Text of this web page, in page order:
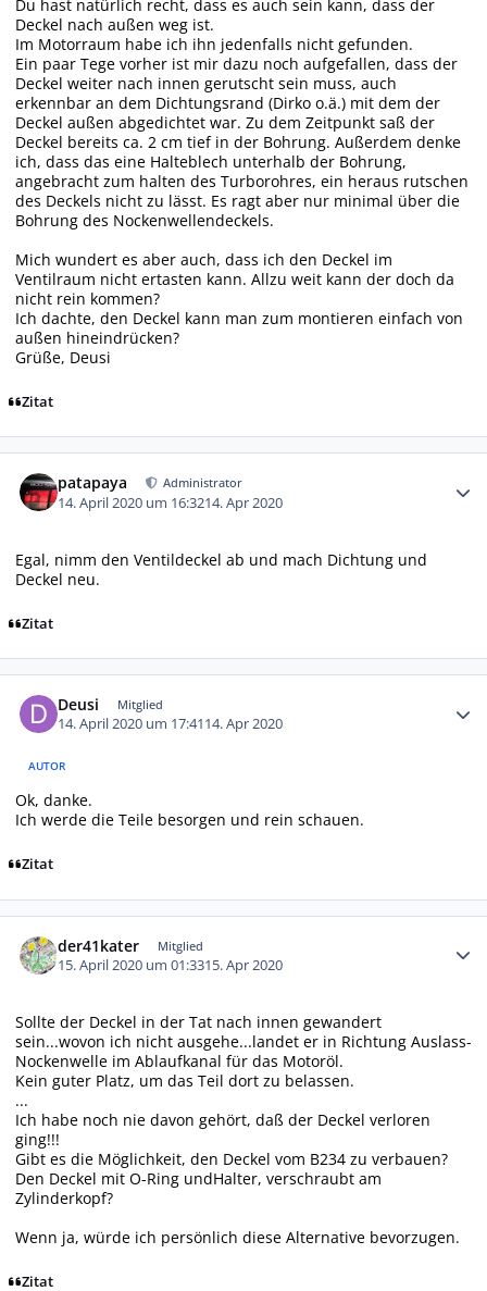
Du hast natürlich recht, dass es auch sein kann, dass der
Deckel nach außen weg ist.
Im Motorraum habe ich ihn jedenfalls nicht gefunden.
Ein paar Tege vorher ist mir dazu noch aufgefallen, dass der
Deckel weiter nach innen gerutscht sein muss, auch
erkennbar an dem Dichtungsrand (Dirko o.ä.) mit dem der
Deckel außen abgedichtet war. Zu dem Zeitpunkt saß der
Deckel bereits ca. 2 cm tief in der Bohrung. Außerdem denke
ich, dass das eine Halteblech unterhalb der Bohrung,
angebracht zum halten des Turborohres, ein heraus rutschen
des Deckels nicht zu lässt. Es ragt aber nur minimal über die
Bohrung des Nockenwellendeckels.
Mich wundert es aber auch, dass ich den Deckel im
Ventilraum nicht ertasten kann. Allzu weit kann der doch da
nicht rein kommen?
Ich dachte, den Deckel kann man zum montieren einfach von
außen hineindrücken?
Grüße, Deusi
Zitat
patapaya Administrator
14. April 2020 um 16:3214. Apr 2020
Egal, nimm den Ventildeckel ab und mach Dichtung und
Deckel neu.
Zitat
Deusi Mitglied
14. April 2020 um 17:4114. Apr 2020
AUTOR
Ok, danke.
Ich werde die Teile besorgen und rein schauen.
Zitat
der41kater Mitglied
15. April 2020 um 01:3315. Apr 2020
Sollte der Deckel in der Tat nach innen gewandert
sein...wovon ich nicht ausgehe...landet er in Richtung Auslass-
Nockenwelle im Ablaufkanal für das Motoröl.
Kein guter Platz, um das Teil dort zu belassen.
...
Ich habe noch nie davon gehört, daß der Deckel verloren
ging!!!
Gibt es die Möglichkeit, den Deckel vom B234 zu verbauen?
Den Deckel mit O-Ring undHalter, verschraubt am
Zylinderkopf?
Wenn ja, würde ich persönlich diese Alternative bevorzugen.
Zitat